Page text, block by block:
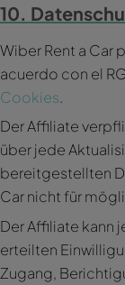
10.
Wiber Rent a Car
acuerdo con el
Cookies.
Der Affiliate
über jede
bereitgestellten
Car nicht für
Der Affiliate kann
erteilten
Zugang,